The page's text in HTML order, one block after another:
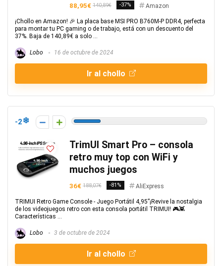
88,95€ 140,89€ -37% Amazon
¡Chollo en Amazon! 🎉 La placa base MSI PRO B760M-P DDR4, perfecta
para montar tu PC gaming o de trabajo, está con un descuento del
37%. Baja de 140,89€ a solo ...
Lobo 16 de octubre de 2024
Ir al chollo
-2
TrimUI Smart Pro – consola
retro muy top con WiFi y
muchos juegos
36€ 188,07€ -81% AliExpress
TRIMUI Retro Game Console - Juego Portátil 4,95”¡Revive la nostalgia
de los videojuegos retro con esta consola portátil TRIMUI! 🎮👾
Características ...
Lobo 3 de octubre de 2024
Ir al chollo